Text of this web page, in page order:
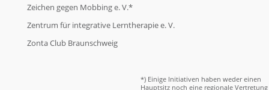
Zeichen gegen Mobbing e. V.*
Zentrum für integrative Lerntherapie e. V.
Zonta Club Braunschweig
*) Einige Initiativen haben weder einen
Hauptsitz noch eine regionale Vertretung